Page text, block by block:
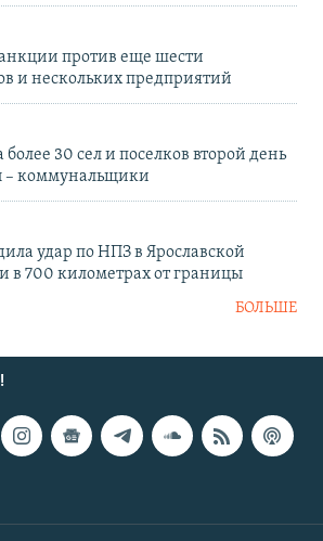
против еще шести
и нескольких предприятий
30 сел и поселков второй день
– коммунальщики
удар по НПЗ в Ярославской
в 700 километрах от границы
БОЛЬШЕ